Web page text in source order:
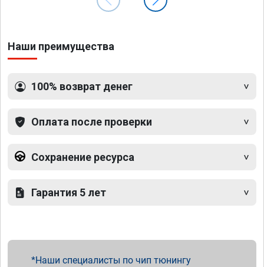
Наши преимущества
100% возврат денег
Оплата после проверки
Сохранение ресурса
Гарантия 5 лет
Наши специалисты по чип тюнингу